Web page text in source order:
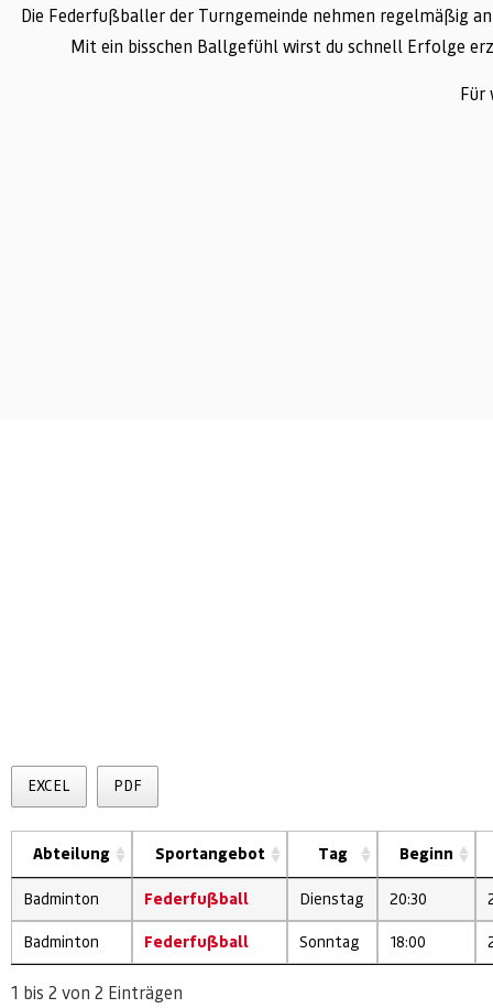
Die Federfußballer der Turngemeinde nehmen regelmäßig
Mit ein bisschen Ballgefühl wirst du schnell Erfolge
Für
EXCEL PDF
Abteilung Sportangebot Tag Beginn
Badminton Federfußball Dienstag 20:30
Badminton Federfußball Sonntag 18:00
1 bis 2 von 2 Einträgen